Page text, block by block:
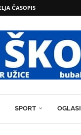
ČASOPIS
SPORT OGLASI